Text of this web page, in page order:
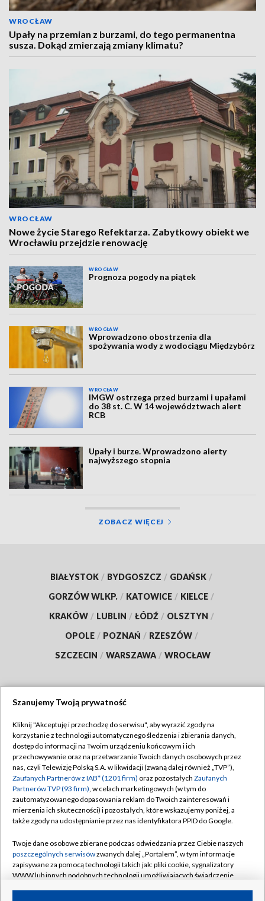
WROCŁAW
Upały na przemian z burzami, do tego permanentna
susza. Dokąd zmierzają zmiany klimatu?
WROCŁAW
Nowe życie Starego Refektarza. Zabytkowy obiekt we
Wrocławiu przejdzie renowację
WROCŁAW
Prognoza pogody na piątek
WROCŁAW
Wprowadzono obostrzenia dla
spożywania wody z wodociągu Międzybórz
WROCŁAW
IMGW ostrzega przed burzami i upałami
do 38 st. C. W 14 województwach alert
RCB
Upały i burze. Wprowadzono alerty
najwyższego stopnia
ZOBACZ WIĘCEJ
BIAŁYSTOK / BYDGOSZCZ / GDAŃSK /
GORZÓW WLKP. / KATOWICE / KIELCE /
KRAKÓW / LUBLIN / ŁÓDŹ / OLSZTYN /
OPOLE / POZNAŃ / RZESZÓW /
SZCZECIN / WARSZAWA / WROCŁAW
TVP
Abonament TVP
Emisja w TVP
Centrum informacji TVP
Naziemna Telewizja Cyfrowa
Rada Programowa
System NOS
Informacje o nadawcy
Regulamin TVP
Polityka prywatności
Moje zgody
Pomoc
Kontakt
Kanały
Szanujemy Twoją prywatność
Kliknij "Akceptuję i przechodzę do serwisu", aby wyrazić zgody na
korzystanie z technologii automatycznego śledzenia i zbierania danych,
dostęp do informacji na Twoim urządzeniu końcowym i ich
przechowywanie oraz na przetwarzanie Twoich danych osobowych przez
nas, czyli Telewizję Polską S.A. w likwidacji (zwaną dalej również „TVP”),
Zaufanych Partnerów z IAB* (1201 firm) oraz pozostałych Zaufanych
Partnerów TVP (93 firm), w celach marketingowych (w tym do
zautomatyzowanego dopasowania reklam do Twoich zainteresowań i
mierzenia ich skuteczności) i pozostałych, które wskazujemy poniżej, a
także zgody na udostępnianie przez nas identyfikatora PPID do Google.
Twoje dane osobowe zbierane podczas odwiedzania przez Ciebie naszych
poszczególnych serwisówzwanych dalej „Portalem”, w tym informacje
zapisywane za pomocą technologii takich jak: pliki cookie, sygnalizatory
WWW lub innych podobnych technologii umożliwiających świadczenie